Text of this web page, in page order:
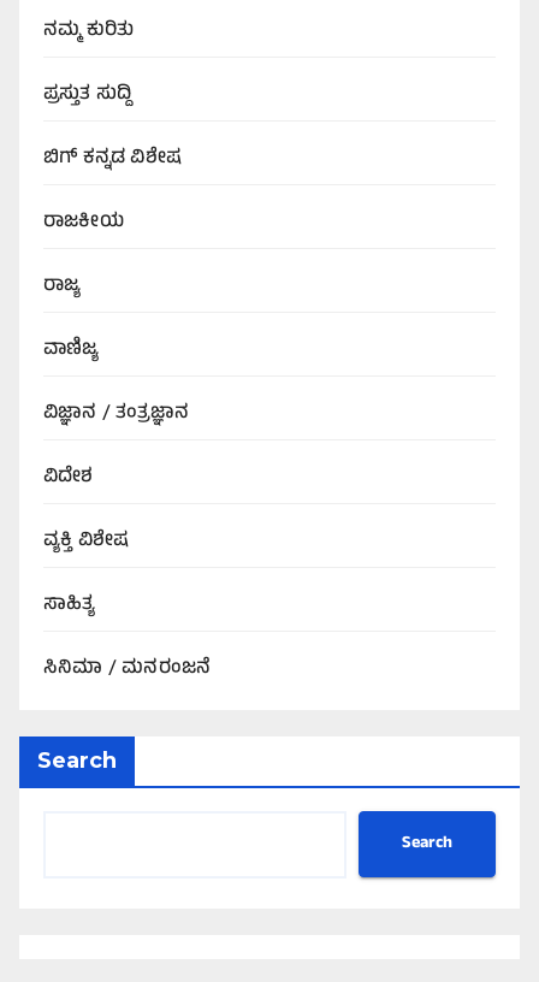
ನಮ್ಮ ಕುರಿತು
ಪ್ರಸ್ತುತ ಸುದ್ದಿ
ಬಿಗ್‌ ಕನ್ನಡ ವಿಶೇಷ
ರಾಜಕೀಯ
ರಾಜ್ಯ
ವಾಣಿಜ್ಯ
ವಿಜ್ಞಾನ / ತಂತ್ರಜ್ಞಾನ
ವಿದೇಶ
ವ್ಯಕ್ತಿ ವಿಶೇಷ
ಸಾಹಿತ್ಯ
ಸಿನಿಮಾ / ಮನರಂಜನೆ
Search
Search